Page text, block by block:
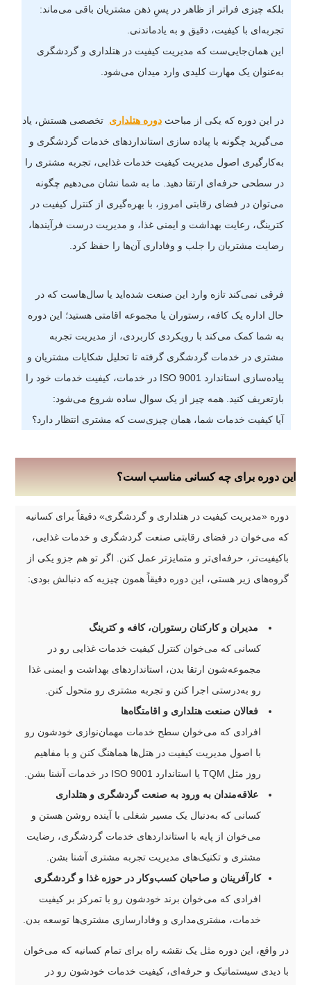
بلکه چیزی فراتر از ظاهر در پسِ ذهن مشتریان باقی می‌ماند:
تجربه‌ای با کیفیت، دقیق و به‌ یادماندنی.
این همان‌جایی‌ست که مدیریت کیفیت در هتلداری و گردشگری
به‌عنوان یک مهارت کلیدی وارد میدان می‌شود.
در این دوره که یکی از مباحثدوره هتلداری تخصصی هستش، یاد
می‌گیرید چگونه با پیاده‌ سازی استانداردهای خدمات گردشگری و
به‌کارگیری اصول مدیریت کیفیت خدمات غذایی، تجربه مشتری را
در سطحی حرفه‌ای ارتقا دهید. ما به شما نشان می‌دهیم چگونه
می‌توان در فضای رقابتی امروز، با بهره‌گیری از کنترل کیفیت در
کترینگ، رعایت بهداشت و ایمنی غذا، و مدیریت درست فرآیندها،
رضایت مشتریان را جلب و وفاداری آن‌ها را حفظ کرد.
فرقی نمی‌کند تازه وارد این صنعت شده‌اید یا سال‌هاست که در
حال اداره یک کافه، رستوران یا مجموعه اقامتی هستید؛ این دوره
به شما کمک می‌کند با رویکردی کاربردی، از مدیریت تجربه
مشتری در خدمات گردشگری گرفته تا تحلیل شکایات مشتریان و
پیاده‌سازی استاندارد ISO 9001 در خدمات، کیفیت خدمات خود را
بازتعریف کنید. همه چیز از یک سوال ساده شروع می‌شود:
آیا کیفیت خدمات شما، همان چیزی‌ست که مشتری انتظار دارد؟
این دوره برای چه کسانی مناسب است؟
دوره «مدیریت کیفیت در هتلداری و گردشگری» دقیقاً برای کسانیه
که می‌خوان در فضای رقابتی صنعت گردشگری و خدمات غذایی،
باکیفیت‌تر، حرفه‌ای‌تر و متمایزتر عمل کنن. اگر تو هم جزو یکی از
گروه‌های زیر هستی، این دوره دقیقاً همون چیزیه که دنبالش بودی:
مدیران و کارکنان رستوران، کافه و کترینگ
کسانی که می‌خوان کنترل کیفیت خدمات غذایی رو در
مجموعه‌شون ارتقا بدن، استانداردهای بهداشت و ایمنی غذا
رو به‌درستی اجرا کنن و تجربه مشتری رو متحول کنن.
فعالان صنعت هتلداری و اقامتگاه‌ها
افرادی که می‌خوان سطح خدمات مهمان‌نوازی خودشون رو
با اصول مدیریت کیفیت در هتل‌ها هماهنگ کنن و با مفاهیم
روز مثل TQM یا استاندارد ISO 9001 در خدمات آشنا بشن.
علاقه‌مندان به ورود به صنعت گردشگری و هتلداری
کسانی که به‌دنبال یک مسیر شغلی با آینده روشن هستن و
می‌خوان از پایه با استانداردهای خدمات گردشگری، رضایت
مشتری و تکنیک‌های مدیریت تجربه مشتری آشنا بشن.
کارآفرینان و صاحبان کسب‌وکار در حوزه غذا و گردشگری
افرادی که می‌خوان برند خودشون رو با تمرکز بر کیفیت
خدمات، مشتری‌مداری و وفادارسازی مشتری‌ها توسعه بدن.
در واقع، این دوره مثل یک نقشه راه برای تمام کسانیه که می‌خوان
با دیدی سیستماتیک و حرفه‌ای، کیفیت خدمات خودشون رو در